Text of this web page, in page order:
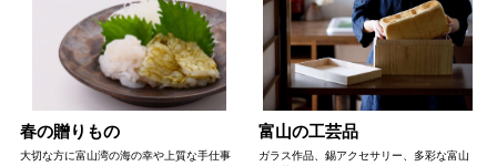
春の贈りもの
大切な方に富山湾の海の幸や上質な手仕事
富山の工芸品
ガラス作品、錫アクセサリー、多彩な富山